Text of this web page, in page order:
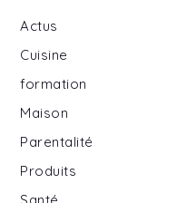
Actus
Cuisine
formation
Maison
Parentalité
Produits